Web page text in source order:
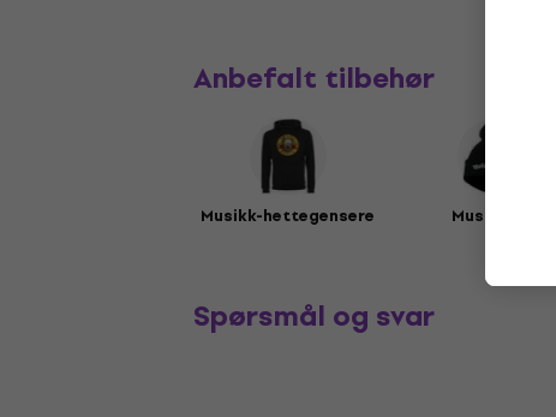
Anbefalt tilbehør
Musikk-hettegensere Musikkluer
Spørsmål og svar